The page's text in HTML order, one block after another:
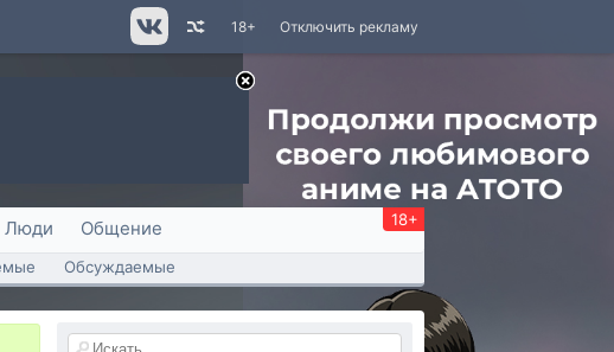
Отключить рекламу
18+
Люди Общение 18+
Обсуждаемые